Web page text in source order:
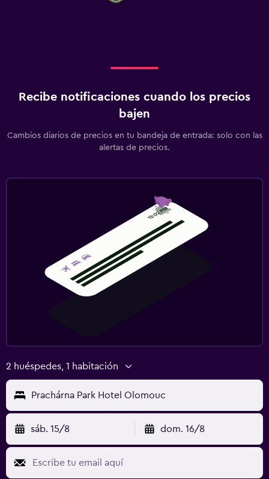
Recibe notificaciones cuando los precios
bajen
Cambios diarios de precios en tu bandeja de entrada: solo con las
alertas de precios.
2 huéspedes, 1 habitación
Prachárna Park Hotel Olomouc
sáb. 15/8 dom. 16/8